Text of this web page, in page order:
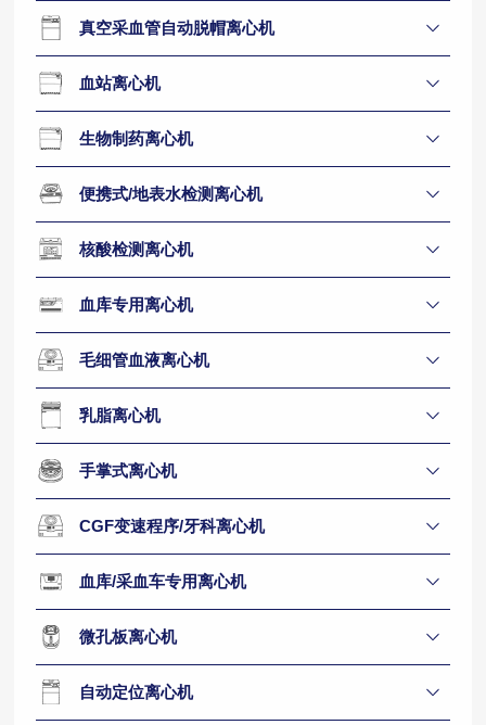
真空采血管自动脱帽离心机
血站离心机
生物制药离心机
便携式/地表水检测离心机
核酸检测离心机
血库专用离心机
毛细管血液离心机
乳脂离心机
手掌式离心机
CGF变速程序/牙科离心机
血库/采血车专用离心机
微孔板离心机
自动定位离心机